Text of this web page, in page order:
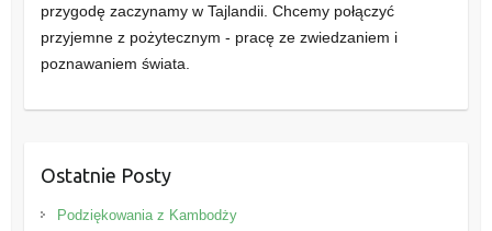
przygodę zaczynamy w Tajlandii. Chcemy połączyć
przyjemne z pożytecznym - pracę ze zwiedzaniem i
poznawaniem świata.
Ostatnie Posty
Podziękowania z Kambodży